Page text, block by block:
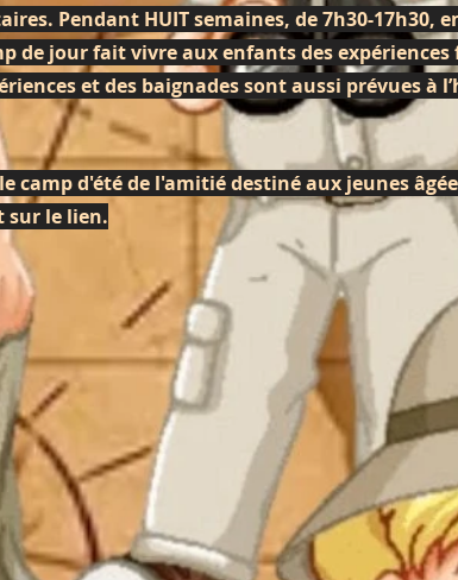
Pendant HUIT semaines, de 7h30-17h30,
de jour fait vivre aux enfants des
et des baignades sont aussi prévues à
d'été de l'amitié destiné aux jeunes
sur le lien.